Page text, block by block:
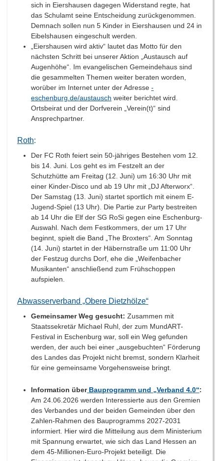
sich in Eiershausen dagegen Widerstand regte, hat
das Schulamt seine Entscheidung zurückgenommen.
Demnach sollen nun 5 Kinder in Eiershausen und 24 in
Eibelshausen eingeschult werden.
„Eiershausen wird aktiv“ lautet das Motto für den
nächsten Schritt bei unserer Aktion „Austausch auf
Augenhöhe“. Im evangelischen Gemeindehaus sind
die gesammelten Themen weiter beraten worden,
worüber im Internet unter der Adresse -
eschenburg.de/austausch weiter berichtet wird.
Ortsbeirat und der Dorfverein „Verein(t)“ sind
Ansprechpartner.
Roth:
Der FC Roth feiert sein 50-jähriges Bestehen vom 12.
bis 14. Juni. Los geht es im Festzelt an der
Schutzhütte am Freitag (12. Juni) um 16:30 Uhr mit
einer Kinder-Disco und ab 19 Uhr mit „DJ Afterworx“.
Der Samstag (13. Juni) startet sportlich mit einem E-
Jugend-Spiel (13 Uhr). Die Partie zur Party bestreiten
ab 14 Uhr die Elf der SG RoSi gegen eine Eschenburg-
Auswahl. Nach dem Festkommers, der um 17 Uhr
beginnt, spielt die Band „The Broxters“. Am Sonntag
(14. Juni) startet in der Häbernstraße um 11:00 Uhr
der Festzug durchs Dorf, ehe die „Weifenbacher
Musikanten“ anschließend zum Frühschoppen
aufspielen.
Abwasserverband „Obere Dietzhölze“
Gemeinsamer Weg gesucht: Zusammen mit
Staatssekretär Michael Ruhl, der zum MundART-
Festival in Eschenburg war, soll ein Weg gefunden
werden, der auch bei einer „ausgebuchten“ Förderung
des Landes das Projekt nicht bremst, sondern Klarheit
für eine gemeinsame Vorgehensweise bringt.
Information überBauprogramm und „Verband 4.0“:
Am 24.06.2026 werden Interessierte aus den Gremien
des Verbandes und der beiden Gemeinden über den
Zahlen-Rahmen des Bauprogramms 2027-2031
informiert. Hier wird die Mitteilung aus dem Ministerium
mit Spannung erwartet, wie sich das Land Hessen an
dem 45-Millionen-Euro-Projekt beteiligt. Die